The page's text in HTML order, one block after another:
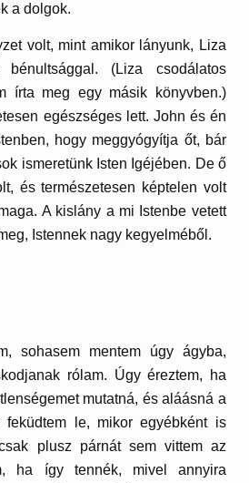
a dolgok.
volt, mint amikor lányunk, Liza
bénultsággal. (Liza csodálatos
írta meg egy másik könyvben.)
egészséges lett. John és én
hogy meggyógyítja őt, bár
ismeretünk Isten Igéjében. De ő
és természetesen képtelen volt
A kislány a mi Istenbe vetett
Istennek nagy kegyelméből.
sohasem mentem úgy ágyba,
rólam. Úgy éreztem, ha
mutatná, és aláásná a
feküdtem le, mikor egyébként is
plusz párnát sem vittem az
ha így tennék, mivel annyira